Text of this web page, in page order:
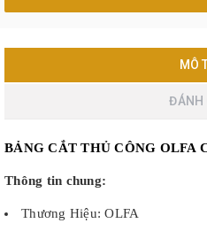
MÔ
ĐÁNH
BẢNG CẮT THỦ CÔNG OLFA
Thông tin chung:
Thương Hiệu: OLFA